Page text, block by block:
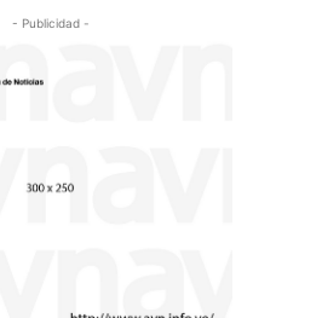
- Publicidad -